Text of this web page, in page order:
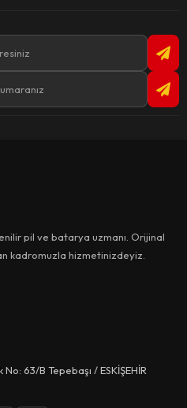
pil ve batarya uzmanı. Orijinal
kadromuzla hizmetinizdeyiz.
63/B Tepebaşı / ESKİŞEHİR